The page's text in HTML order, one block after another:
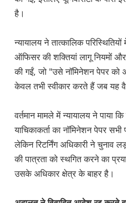
है।
न्यायालय ने तात्कालिक परिस्थितियों
ऑफिसर की शक्तियां लागू नियमों और
की गईं, जो "उसे नॉमिनेशन पेपर को
केवल तभी स्वीकार करते हैं जब यह
वर्तमान मामले में न्यायालय ने पाया
याचिकाकर्ता का नॉमिनेशन पेपर
लेकिन रिटर्निंग अधिकारी ने चुनाव
की पात्रता को स्थगित करने का
उसके अधिकार क्षेत्र के बाहर है।